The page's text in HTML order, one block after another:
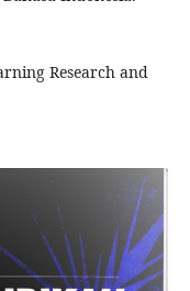
Research and